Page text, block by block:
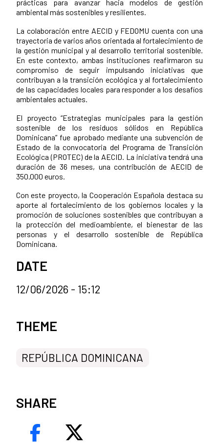
prácticas para avanzar hacia modelos de gestión
ambiental más sostenibles y resilientes.
La colaboración entre AECID y FEDOMU cuenta con una
trayectoria de varios años orientada al fortalecimiento de
la gestión municipal y al desarrollo territorial sostenible.
En este contexto, ambas instituciones reafirmaron su
compromiso de seguir impulsando iniciativas que
contribuyan a la transición ecológica y al fortalecimiento
de las capacidades locales para responder a los desafíos
ambientales actuales.
El proyecto “Estrategias municipales para la gestión
sostenible de los residuos sólidos en República
Dominicana” fue aprobado mediante una subvención de
Estado de la convocatoria del Programa de Transición
Ecológica (PROTEC) de la AECID. La iniciativa tendrá una
duración de 36 meses, una contribución de AECID de
350.000 euros.
Con este proyecto, la Cooperación Española destaca su
aporte al fortalecimiento de los gobiernos locales y la
promoción de soluciones sostenibles que contribuyan a
la protección del medioambiente, el bienestar de las
personas y el desarrollo sostenible de República
Dominicana.
DATE
12/06/2026 - 15:12
News categories
THEME
REPÚBLICA DOMINICANA
SHARE